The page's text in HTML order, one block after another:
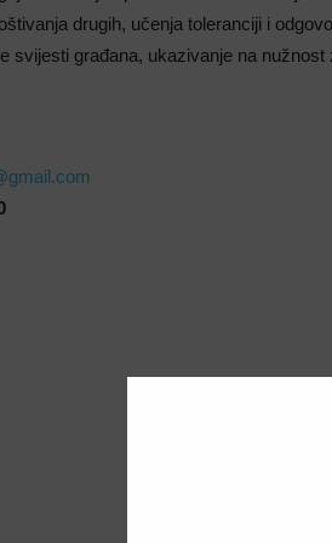
drugih, učenja toleranciji i
svijesti građana, ukazivanje na nužnost